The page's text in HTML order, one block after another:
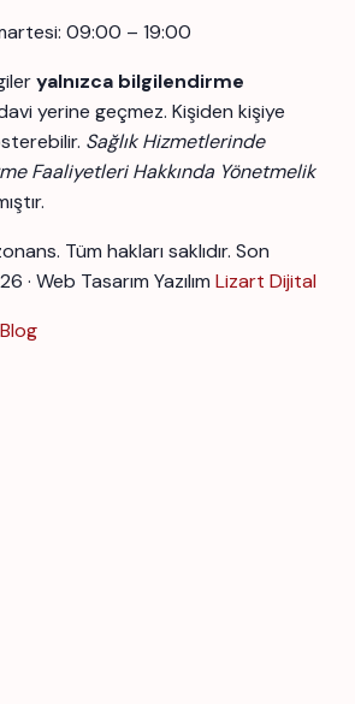
09:00 – 19:00
yalnızca bilgilendirme
yerine geçmez. Kişiden kişiye
Sağlık Hizmetlerinde
Faaliyetleri Hakkında Yönetmelik
Tüm hakları saklıdır. Son
· Web Tasarım Yazılım Lizart Dijital
Blog